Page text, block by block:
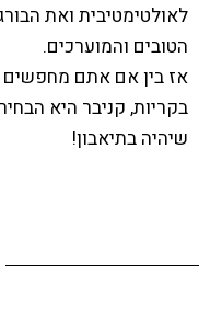
לאולטימטיבית ואת
הטובים והמוערכים.
אז בין אם אתם מחפשים
בקריות, קניבר היא
שיהיה בתיאבון!